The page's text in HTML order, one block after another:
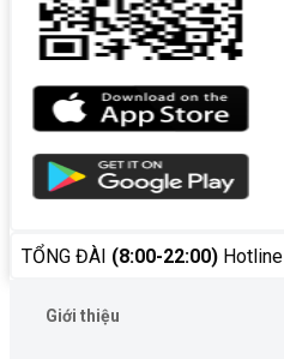
TỔNG ĐÀI (8:00-22:00)Hotline
Giới thiệu